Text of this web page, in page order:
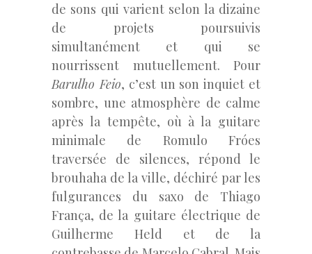
de sons qui varient selon la dizaine
de projets poursuivis
simultanément et qui se
nourrissent mutuellement. Pour
Barulho Feio, c’est un son inquiet et
sombre, une atmosphère de calme
après la tempête, où à la guitare
minimale de Romulo Fróes
traversée de silences, répond le
brouhaha de la ville, déchiré par les
fulgurances du saxo de Thiago
França, de la guitare électrique de
Guilherme Held et de la